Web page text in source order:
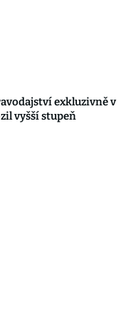
exkluzivně v
vyšší stupeň